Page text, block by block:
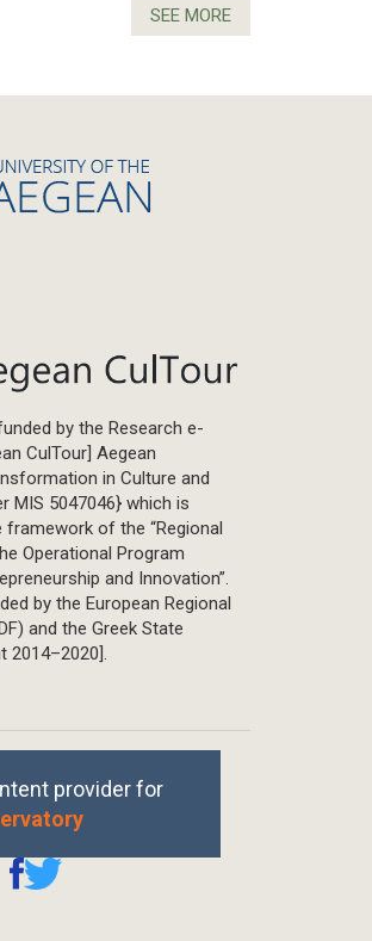
SEE MORE
by the Research e-
CulTour] Aegean
in Culture and
MIS 5047046} which is
of the “Regional
Operational Program
and Innovation”.
by the European Regional
and the Greek State
2014–2020].
provider for